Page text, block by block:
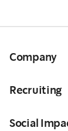
Company
Recruiting
Social